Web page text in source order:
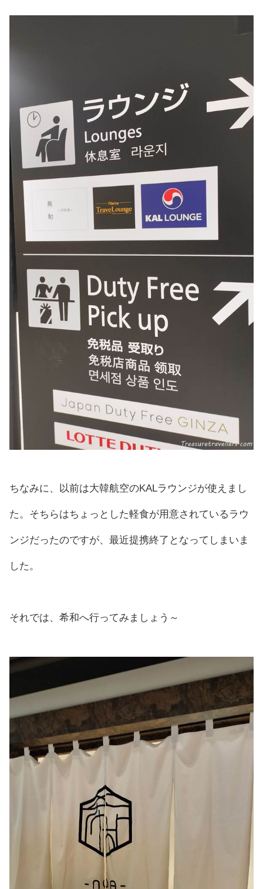
ちなみに、以前は大韓航空のKALラウンジが使えまし
た。そちらはちょっとした軽食が用意されているラウ
ンジだったのですが、最近提携終了となってしまいま
した。
それでは、希和へ行ってみましょう～